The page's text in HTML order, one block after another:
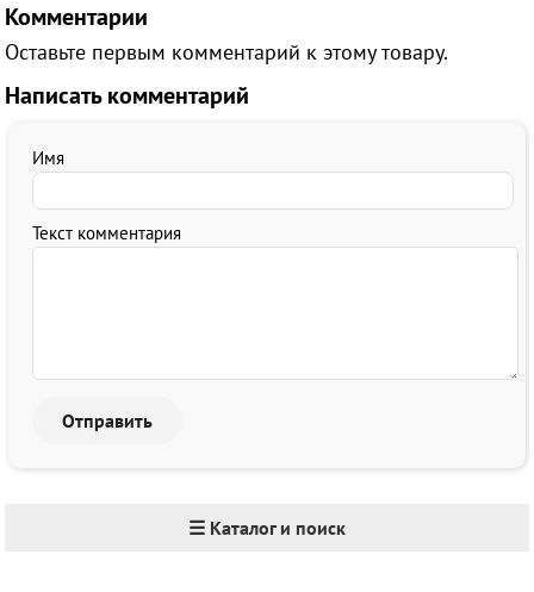
Комментарии
Оставьте первым комментарий к этому товару.
Написать комментарий
Имя
Текст комментария
☰ Каталог и поиск